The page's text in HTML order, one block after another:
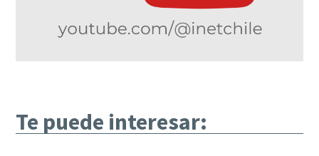
Te puede interesar: